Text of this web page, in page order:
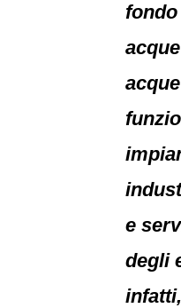
e
degli